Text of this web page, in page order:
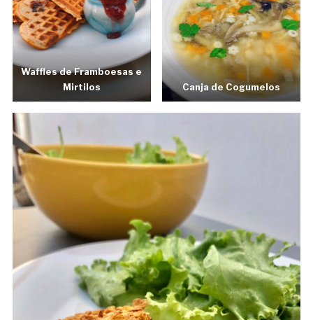
Waffles de Framboesas e
Mirtilos
Canja de Cogumelos